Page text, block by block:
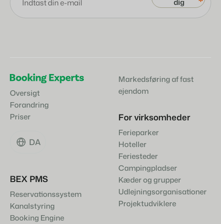
Oversigt
Forandring
Priser
DA
BEX PMS
Reservationssystem
Kanalstyring
Booking Engine
Markedsføring af fast
ejendom
For virksomheder
Ferieparker
Hoteller
Feriesteder
Campingpladser
Kæder og grupper
Udlejningsorganisationer
Projektudviklere